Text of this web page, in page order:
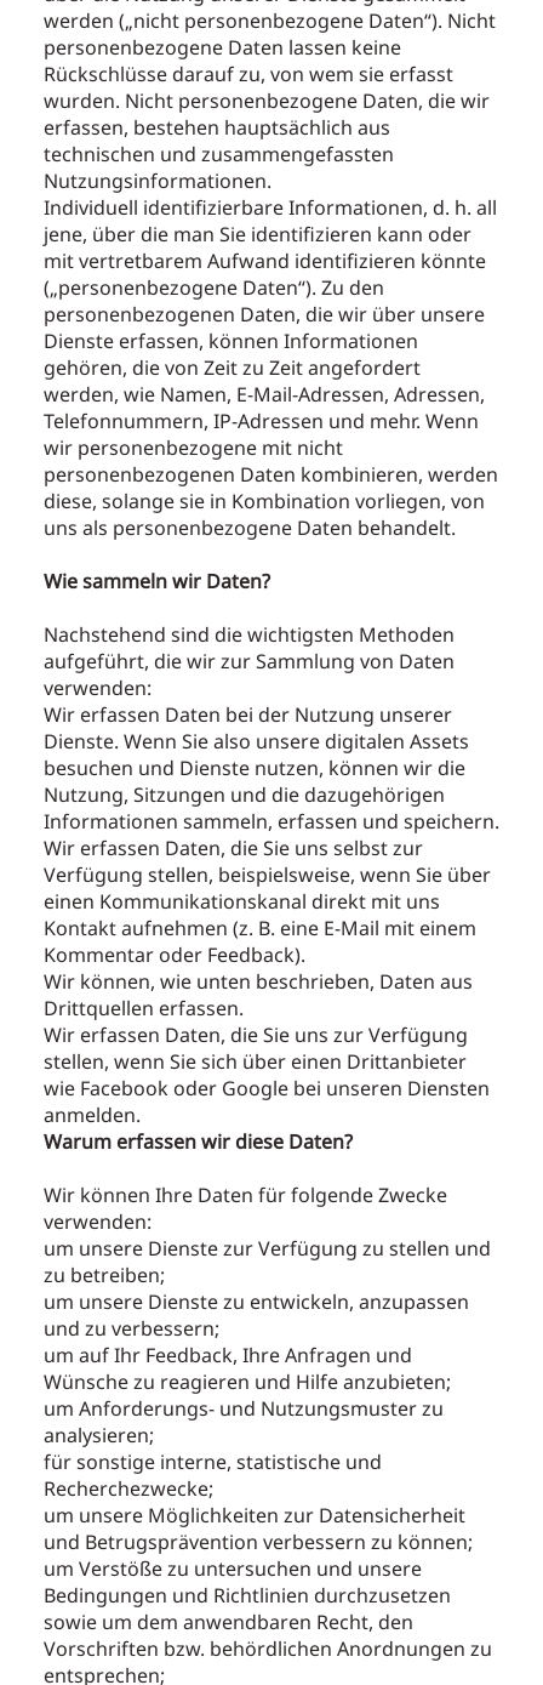
werden („nicht personenbezogene Daten“). Nicht
personenbezogene Daten lassen keine
Rückschlüsse darauf zu, von wem sie erfasst
wurden. Nicht personenbezogene Daten, die wir
erfassen, bestehen hauptsächlich aus
technischen und zusammengefassten
Nutzungsinformationen.
Individuell identifizierbare Informationen, d. h. all
jene, über die man Sie identifizieren kann oder
mit vertretbarem Aufwand identifizieren könnte
(„personenbezogene Daten“). Zu den
personenbezogenen Daten, die wir über unsere
Dienste erfassen, können Informationen
gehören, die von Zeit zu Zeit angefordert
werden, wie Namen, E-Mail-Adressen, Adressen,
Telefonnummern, IP-Adressen und mehr. Wenn
wir personenbezogene mit nicht
personenbezogenen Daten kombinieren, werden
diese, solange sie in Kombination vorliegen, von
uns als personenbezogene Daten behandelt.
Wie sammeln wir Daten?
Nachstehend sind die wichtigsten Methoden
aufgeführt, die wir zur Sammlung von Daten
verwenden:
Wir erfassen Daten bei der Nutzung unserer
Dienste. Wenn Sie also unsere digitalen Assets
besuchen und Dienste nutzen, können wir die
Nutzung, Sitzungen und die dazugehörigen
Informationen sammeln, erfassen und speichern.
Wir erfassen Daten, die Sie uns selbst zur
Verfügung stellen, beispielsweise, wenn Sie über
einen Kommunikationskanal direkt mit uns
Kontakt aufnehmen (z. B. eine E-Mail mit einem
Kommentar oder Feedback).
Wir können, wie unten beschrieben, Daten aus
Drittquellen erfassen.
Wir erfassen Daten, die Sie uns zur Verfügung
stellen, wenn Sie sich über einen Drittanbieter
wie Facebook oder Google bei unseren Diensten
anmelden.
Warum erfassen wir diese Daten?
Wir können Ihre Daten für folgende Zwecke
verwenden:
um unsere Dienste zur Verfügung zu stellen und
zu betreiben;
um unsere Dienste zu entwickeln, anzupassen
und zu verbessern;
um auf Ihr Feedback, Ihre Anfragen und
Wünsche zu reagieren und Hilfe anzubieten;
um Anforderungs- und Nutzungsmuster zu
analysieren;
für sonstige interne, statistische und
Recherchezwecke;
um unsere Möglichkeiten zur Datensicherheit
und Betrugsprävention verbessern zu können;
um Verstöße zu untersuchen und unsere
Bedingungen und Richtlinien durchzusetzen
sowie um dem anwendbaren Recht, den
Vorschriften bzw. behördlichen Anordnungen zu
entsprechen;